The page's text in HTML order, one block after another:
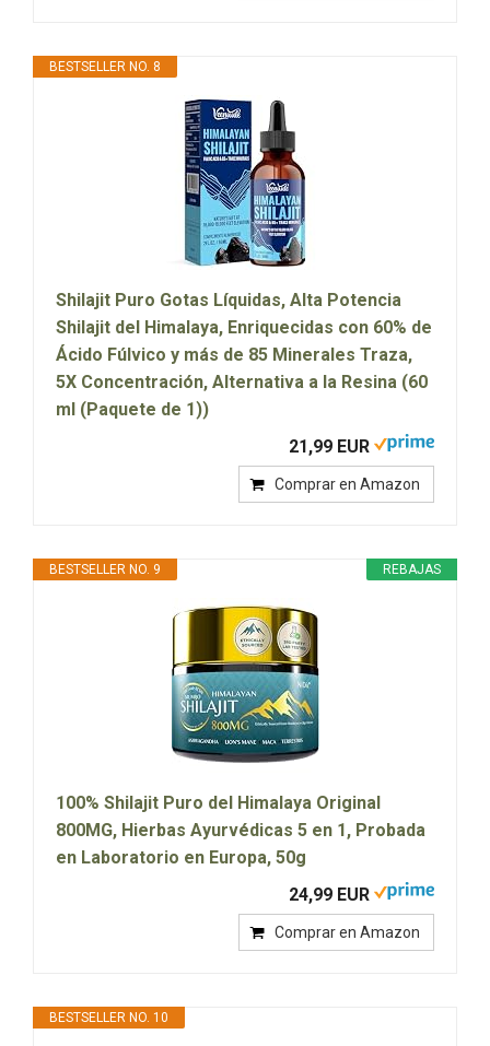
BESTSELLER NO. 8
Shilajit Puro Gotas Líquidas, Alta Potencia
Shilajit del Himalaya, Enriquecidas con 60% de
Ácido Fúlvico y más de 85 Minerales Traza,
5X Concentración, Alternativa a la Resina (60
ml (Paquete de 1))
21,99 EUR
Comprar en Amazon
REBAJAS
BESTSELLER NO. 9
100% Shilajit Puro del Himalaya Original
800MG, Hierbas Ayurvédicas 5 en 1, Probada
en Laboratorio en Europa, 50g
24,99 EUR
Comprar en Amazon
BESTSELLER NO. 10